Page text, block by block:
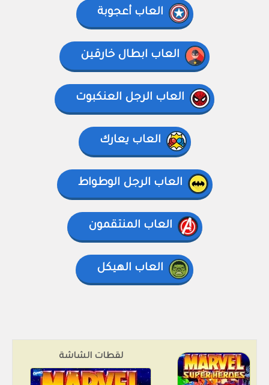
العاب أعجوبة
العاب ابطال خارقين
العاب الرجل العنكبوت
العاب يعارك
العاب الرجل الوطواط
العاب المنتقمون
العاب الهيكل
لقطات الشاشة